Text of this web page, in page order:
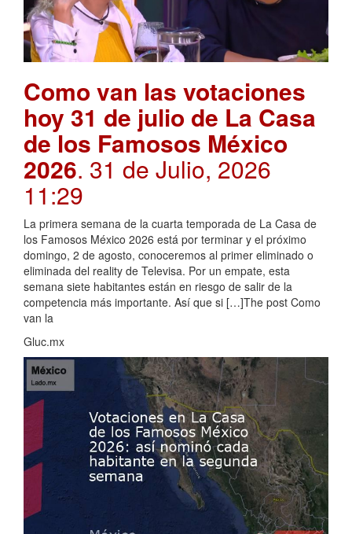
Como van las votaciones
hoy 31 de julio de La Casa
de los Famosos México
2026. 31 de Julio, 2026
11:29
La primera semana de la cuarta temporada de La Casa de
los Famosos México 2026 está por terminar y el próximo
domingo, 2 de agosto, conoceremos al primer eliminado o
eliminada del reality de Televisa. Por un empate, esta
semana siete habitantes están en riesgo de salir de la
competencia más importante. Así que si […]The post Como
van la
Gluc.mx